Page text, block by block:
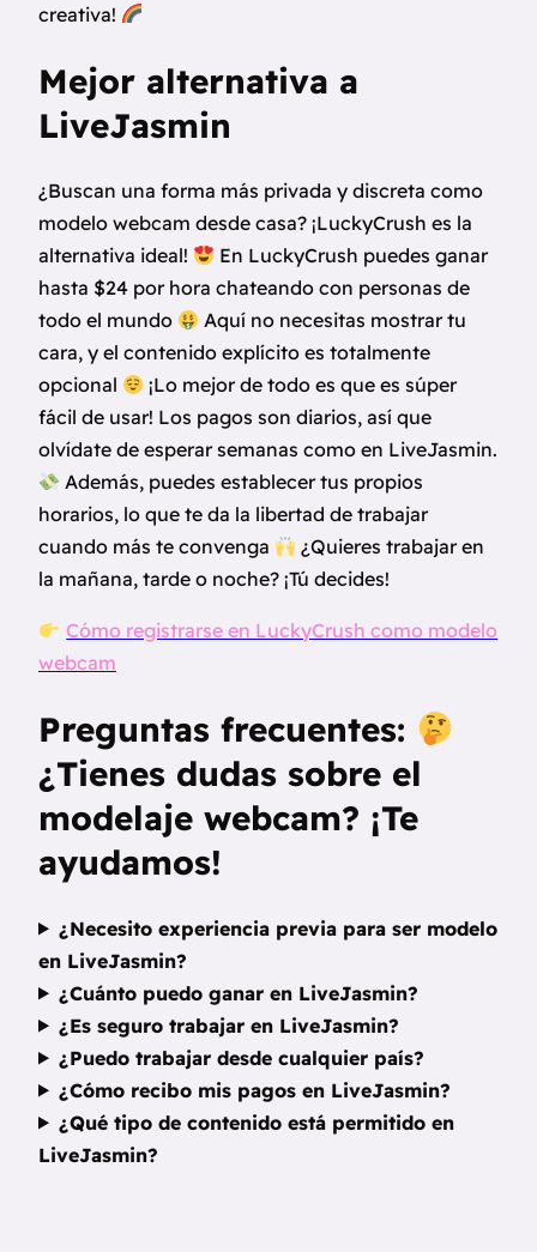
creativa!
Mejor alternativa a
LiveJasmin
¿Buscan una forma más privada y discreta como
modelo webcam desde casa? ¡LuckyCrush es la
alternativa ideal!
En LuckyCrush puedes ganar
hasta $24 por hora chateando con personas de
todo el mundo
Aquí no necesitas mostrar tu
cara, y el contenido explícito es totalmente
opcional
¡Lo mejor de todo es que es súper
fácil de usar! Los pagos son diarios, así que
olvídate de esperar semanas como en LiveJasmin.
Además, puedes establecer tus propios
horarios, lo que te da la libertad de trabajar
cuando más te convenga
¿Quieres trabajar en
la mañana, tarde o noche? ¡Tú decides!
Cómo registrarse en LuckyCrush como modelo
webcam
Preguntas frecuentes:
¿Tienes dudas sobre el
modelaje webcam? ¡Te
ayudamos!
¿Necesito experiencia previa para ser modelo
en LiveJasmin?
¿Cuánto puedo ganar en LiveJasmin?
¿Es seguro trabajar en LiveJasmin?
¿Puedo trabajar desde cualquier país?
¿Cómo recibo mis pagos en LiveJasmin?
¿Qué tipo de contenido está permitido en
LiveJasmin?